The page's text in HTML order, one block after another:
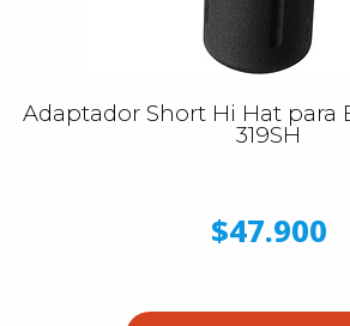
Adaptador Short Hi Hat para
319SH
$47.900